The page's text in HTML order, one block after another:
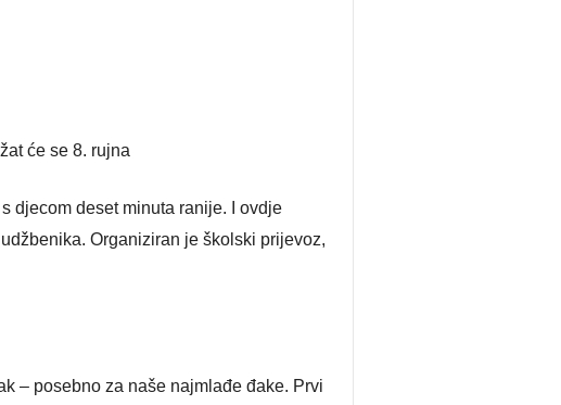
će se 8. rujna
djecom deset minuta ranije. I ovdje
Organiziran je školski prijevoz,
– posebno za naše najmlađe đake. Prvi